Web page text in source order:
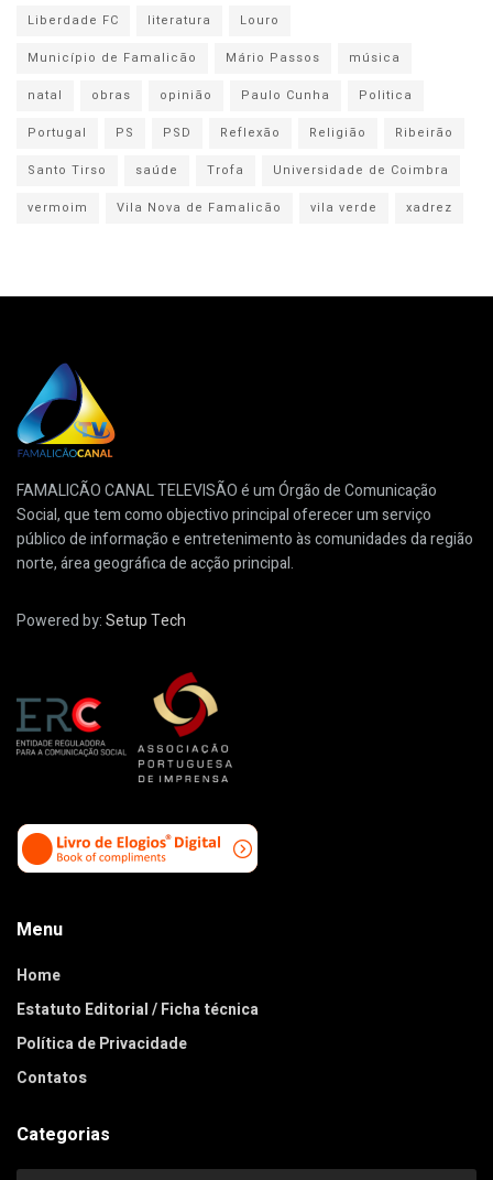
Liberdade FC
literatura
Louro
Município de Famalicão
Mário Passos
música
natal
obras opinião Paulo Cunha
Politica
Portugal
PS PSD Reflexão Religião
Ribeirão
Santo Tirso
saúde Trofa
Universidade de Coimbra
vermoim
Vila Nova de Famalicão vila verde xadrez
FAMALICÃO CANAL TELEVISÃO é um Órgão de Comunicação
Social, que tem como objectivo principal oferecer um serviço
público de informação e entretenimento às comunidades da região
norte, área geográfica de acção principal.
Powered by:Setup Tech
Menu
Home
Estatuto Editorial / Ficha técnica
Política de Privacidade
Contatos
Categorias